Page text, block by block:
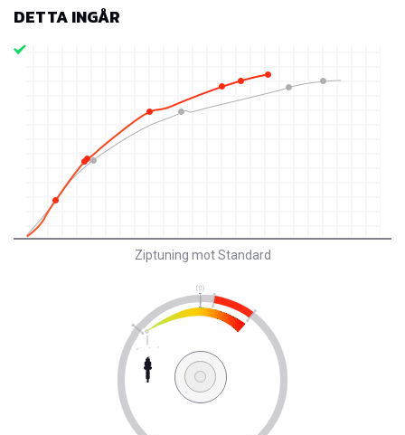
DETTA INGÅR
Ziptuning mot Standard